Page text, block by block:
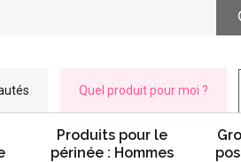
Quel produit pour moi ?
Produits pour le
périnée : Hommes